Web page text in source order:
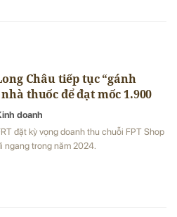
Châu tiếp tục “gánh
thuốc để đạt mốc 1.900
doanh
đặt kỳ vọng doanh thu chuỗi FPT Shop
ngang trong năm 2024.